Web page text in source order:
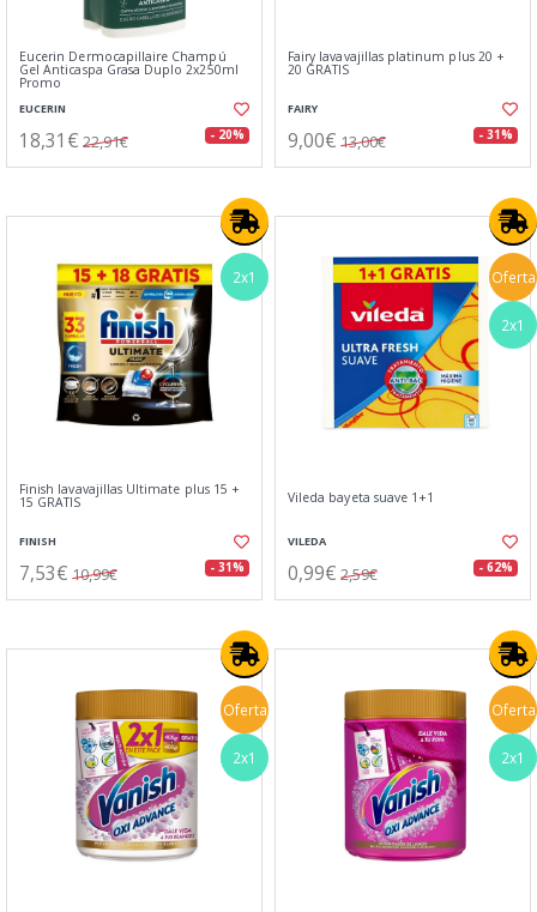
Eucerin Dermocapillaire Champú
Gel Anticaspa Grasa Duplo 2x250ml
Promo
EUCERIN
18,31€ 22,91€ - 20%
Fairy lavavajillas platinum plus 20 +
20 GRATIS
FAIRY
9,00€ 13,00€ - 31%
2x1
Finish lavavajillas Ultimate plus 15 +
15 GRATIS
FINISH
7,53€ 10,99€ - 31%
Oferta
2x1
Vileda bayeta suave 1+1
VILEDA
0,99€ 2,59€ - 62%
Oferta
2x1
Oferta
2x1